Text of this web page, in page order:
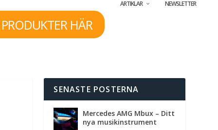
HÄR
ARTIKLAR NEWSLETTER
SENASTE POSTERNA
Mercedes AMG Mbux – Ditt
nya musikinstrument